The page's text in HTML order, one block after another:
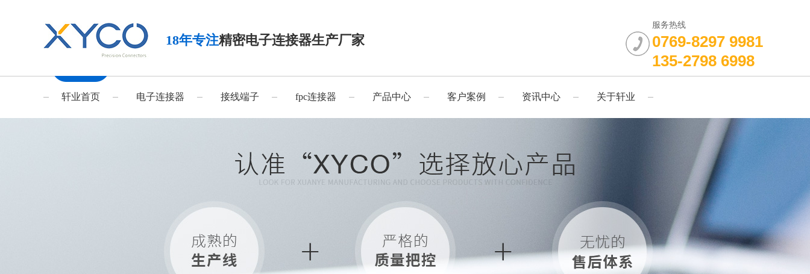
18年专注精密电子连接器生产厂家
服务热线
0769-8297 9981
135-2798 6998
轩业首页 电子连接器 接线端子 fpc连接器 产品中心 客户案例 资讯中心 关于轩业